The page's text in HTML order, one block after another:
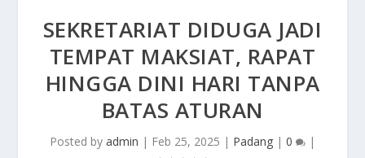
SEKRETARIAT DIDUGA JADI
TEMPAT MAKSIAT, RAPAT
HINGGA DINI HARI TANPA
BATAS ATURAN
Posted by admin | Feb 25, 2025 | Padang | 0 |